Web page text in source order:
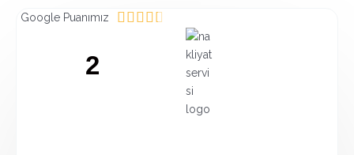
Google Puanımız     
2